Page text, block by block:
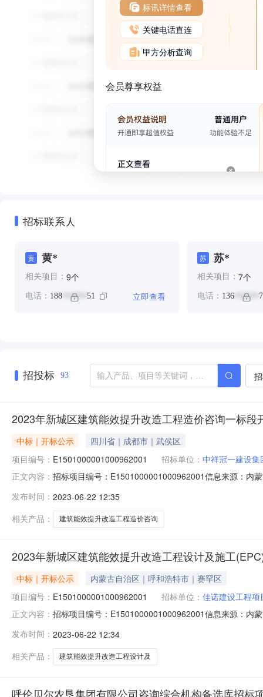
标讯详情查看
关键电话直连
甲方分析查询
会员尊享权益
招标联系人
黄 黄*
相关项目： 9个
电话： 188 ****** 51 立即查看
苏 苏*
相关项目： 7个
电话： 136******
招投标 93
2023年新城区建筑能效提升改造工程造价咨询一标段
中标｜开标公示
四川省｜成都市｜武侯区
项目编号： E1501000001000962001 招标单位： 中祥冠一建设集
正文内容： 招标项目编号：E1501000001000962001信息来源：内
元,投标文件递交时间:未上传,投标人名称:圣弘建设股份
发布时间： 2023-06-22 12:35
相关产品：
建筑能效提升改造工程造价咨询
2023年新城区建筑能效提升改造工程设计及施工
中标｜开标公示
内蒙古自治区｜呼和浩特市｜赛罕区
项目编号： E1501000001000962001 招标单位： 佳诺建设工程
正文内容： 招标项目编号：E1501000001000962001信息来源：内
证金金额:0.00元,投标文件递交时间:未上传,投标人名称:
发布时间： 2023-06-22 12:34
相关产品：
建筑能效提升改造工程设计及
呼伦贝尔农垦集团有限公司咨询综合机构备选库招标